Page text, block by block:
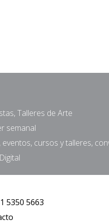
Talleres de Arte
semanal
cursos y talleres,
5350 5663